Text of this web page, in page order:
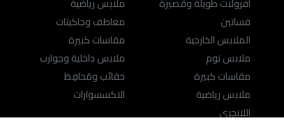
فساتين
الملابس الخارجية
ملابس نوم
مقاسات كبيرة
ملابس رياضية
اللانچري
معاطف وجاكيتات
مقاسات كبيرة
ملابس داخلية وجوارب
حقائب ومَحافِظ
الاكسسوارات